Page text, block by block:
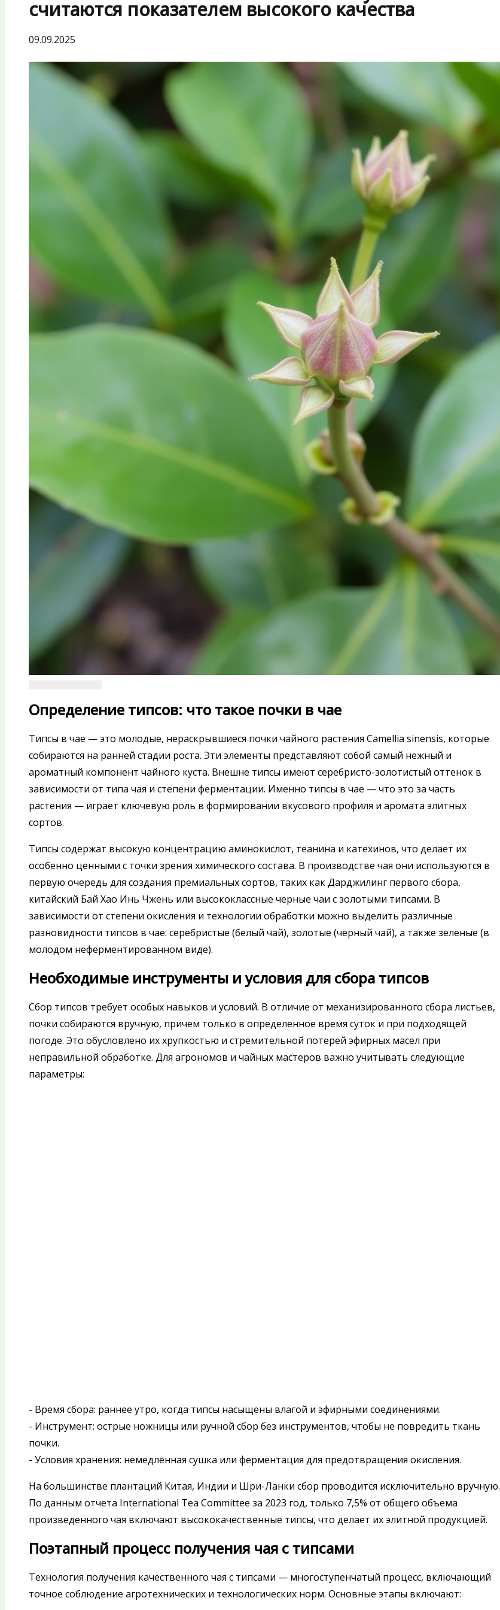
считаются показателем высокого качества
09.09.2025
Определение типсов: что такое почки в чае
Типсы в чае — это молодые, нераскрывшиеся почки чайного растения Camellia sinensis, которые
собираются на ранней стадии роста. Эти элементы представляют собой самый нежный и
ароматный компонент чайного куста. Внешне типсы имеют серебристо-золотистый оттенок в
зависимости от типа чая и степени ферментации. Именно типсы в чае — что это за часть
растения — играет ключевую роль в формировании вкусового профиля и аромата элитных
сортов.
Типсы содержат высокую концентрацию аминокислот, теанина и катехинов, что делает их
особенно ценными с точки зрения химического состава. В производстве чая они используются в
первую очередь для создания премиальных сортов, таких как Дарджилинг первого сбора,
китайский Бай Хао Инь Чжень или высококлассные черные чаи с золотыми типсами. В
зависимости от степени окисления и технологии обработки можно выделить различные
разновидности типсов в чае: серебристые (белый чай), золотые (черный чай), а также зеленые (в
молодом неферментированном виде).
Необходимые инструменты и условия для сбора типсов
Сбор типсов требует особых навыков и условий. В отличие от механизированного сбора листьев,
почки собираются вручную, причем только в определенное время суток и при подходящей
погоде. Это обусловлено их хрупкостью и стремительной потерей эфирных масел при
неправильной обработке. Для агрономов и чайных мастеров важно учитывать следующие
параметры:
- Время сбора: раннее утро, когда типсы насыщены влагой и эфирными соединениями.
- Инструмент: острые ножницы или ручной сбор без инструментов, чтобы не повредить ткань
почки.
- Условия хранения: немедленная сушка или ферментация для предотвращения окисления.
На большинстве плантаций Китая, Индии и Шри-Ланки сбор проводится исключительно вручную.
По данным отчета International Tea Committee за 2023 год, только 7,5% от общего объема
произведенного чая включают высококачественные типсы, что делает их элитной продукцией.
Поэтапный процесс получения чая с типсами
Технология получения качественного чая с типсами — многоступенчатый процесс, включающий
точное соблюдение агротехнических и технологических норм. Основные этапы включают: